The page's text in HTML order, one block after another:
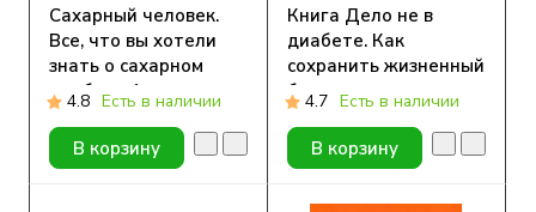
Сахарный человек.
Все, что вы хотели
знать о сахарном
диабете 1-го типа
4.8 Есть в наличии
В корзину
Книга Дело не в
диабете. Как
сохранить жизненный
баланс и принять
новую реальность?
4.7 Есть в наличии
В корзину